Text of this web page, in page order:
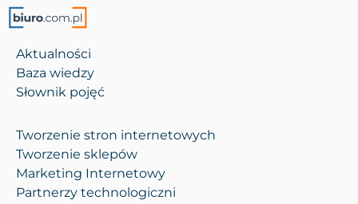
Aktualności
Baza wiedzy
Słownik pojęć
Tworzenie stron internetowych
Tworzenie sklepów
Marketing Internetowy
Partnerzy technologiczni